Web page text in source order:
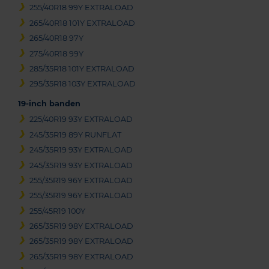
255/40R18 99Y EXTRALOAD
265/40R18 101Y EXTRALOAD
265/40R18 97Y
275/40R18 99Y
285/35R18 101Y EXTRALOAD
295/35R18 103Y EXTRALOAD
19-inch banden
225/40R19 93Y EXTRALOAD
245/35R19 89Y RUNFLAT
245/35R19 93Y EXTRALOAD
245/35R19 93Y EXTRALOAD
255/35R19 96Y EXTRALOAD
255/35R19 96Y EXTRALOAD
255/45R19 100Y
265/35R19 98Y EXTRALOAD
265/35R19 98Y EXTRALOAD
265/35R19 98Y EXTRALOAD